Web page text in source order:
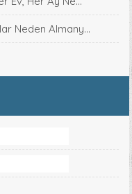
Neden Almany...